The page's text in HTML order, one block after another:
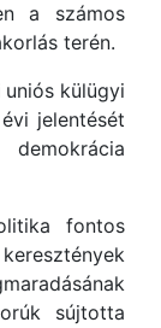
a számos
terén.
uniós külügyi
jelentését
fontos
sújtotta